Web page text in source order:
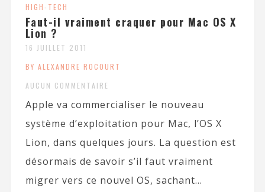
HIGH-TECH
Faut-il vraiment craquer pour Mac OS X
Lion ?
16 JUILLET 2011
BY ALEXANDRE ROCOURT
AUCUN COMMENTAIRE
Apple va commercialiser le nouveau
système d’exploitation pour Mac, l’OS X
Lion, dans quelques jours. La question est
désormais de savoir s’il faut vraiment
migrer vers ce nouvel OS, sachant...